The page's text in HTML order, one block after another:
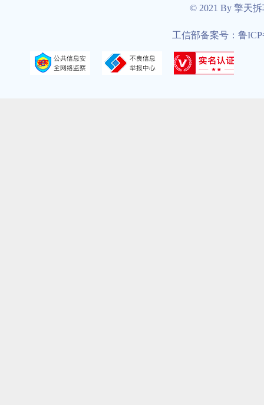
© 2021 By 擎天
工信部备案号：鲁